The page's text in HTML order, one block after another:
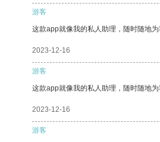
游客
这款app就像我的私人助理，随时随地
2023-12-16
游客
这款app就像我的私人助理，随时随地为
2023-12-16
游客